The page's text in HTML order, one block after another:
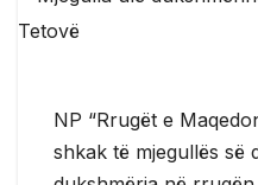
NP “Rrugët e
shkak të mjegullës së